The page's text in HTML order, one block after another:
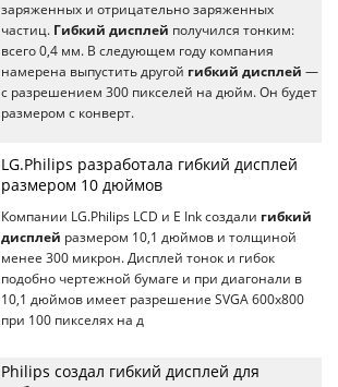
заряженных и отрицательно заряженных
частиц. Гибкий дисплей получился тонким:
всего 0,4 мм. В следующем году компания
намерена выпустить другой гибкий дисплей —
с разрешением 300 пикселей на дюйм. Он будет
размером с конверт.
LG.Philips разработала гибкий дисплей
размером 10 дюймов
Компании LG.Philips LCD и E Ink создали гибкий
дисплей размером 10,1 дюймов и толщиной
менее 300 микрон. Дисплей тонок и гибок
подобно чертежной бумаге и при диагонали в
10,1 дюймов имеет разрешение SVGA 600х800
при 100 пикселях на д
Philips создал гибкий дисплей для